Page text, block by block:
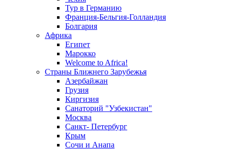
Тур в Германию
Франция-Бельгия-Голландия
Болгария
Африка
Египет
Марокко
Welcome to Africa!
Страны Ближнего Зарубежья
Азербайжан
Грузия
Киргизия
Санаторий "Узбекистан"
Москва
Санкт- Петербург
Крым
Сочи и Анапа